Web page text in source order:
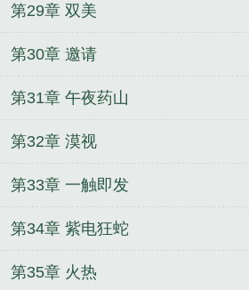
第29章 双美
第30章 邀请
第31章 午夜药山
第32章 漠视
第33章 一触即发
第34章 紫电狂蛇
第35章 火热